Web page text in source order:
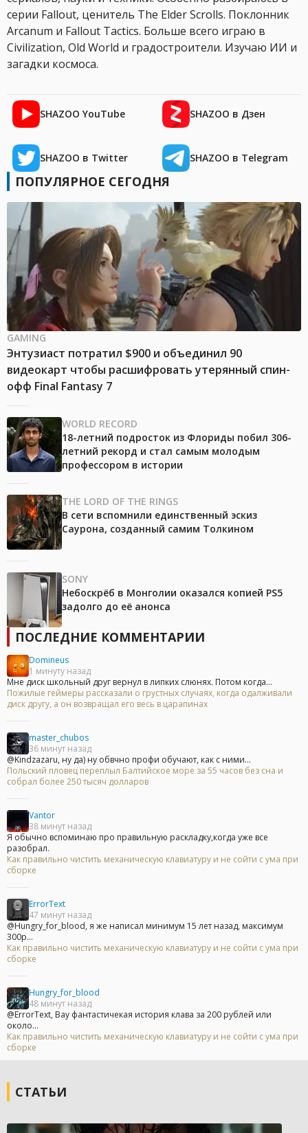
серии Fallout, ценитель The Elder Scrolls. Поклонник
Arcanum и Fallout Tactics. Больше всего играю в
Civilization, Old World и градостроители. Изучаю ИИ и
загадки космоса.
SHAZOO YouTube SHAZOO в Дзен
SHAZOO в Twitter SHAZOO в Telegram
ПОПУЛЯРНОЕ СЕГОДНЯ
GAMING
Энтузиаст потратил $900 и объединил 90
видеокарт чтобы расшифровать утерянный спин-
офф Final Fantasy 7
WORLD RECORD
18-летний подросток из Флориды побил 306-
летний рекорд и стал самым молодым
профессором в истории
THE LORD OF THE RINGS
В сети вспомнили единственный эскиз
Саурона, созданный самим Толкином
SONY
Небоскрёб в Монголии оказался копией PS5
задолго до её анонса
ПОСЛЕДНИЕ КОММЕНТАРИИ
Domineus
1 минуту назад
Мне диск школьный друг вернул в липких слюнях. Потом когда...
Пожилые геймеры рассказали о грустных случаях, когда одалживали
диск другу, а он возвращал его весь в царапинах
master_chubos
36 минут назад
@Kindzazaru, ну да) ну обвчно профи обучают, как с ними...
Польский пловец переплыл Балтийское море за 55 часов без сна и
собрал более 250 тысяч долларов
Vantor
38 минут назад
Я обычно вспоминаю про правильную раскладку,когда уже все
разобрал.
Как правильно чистить механическую клавиатуру и не сойти с ума при
сборке
ErrorText
47 минут назад
@Hungry_for_blood, я же написал минимум 15 лет назад, максимум
300р...
Как правильно чистить механическую клавиатуру и не сойти с ума при
сборке
Hungry_for_blood
48 минут назад
@ErrorText, Вау фантастичекая история клава за 200 рублей или
около...
Как правильно чистить механическую клавиатуру и не сойти с ума при
сборке
СТАТЬИ